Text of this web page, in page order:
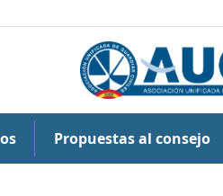
Propuestas al consejo